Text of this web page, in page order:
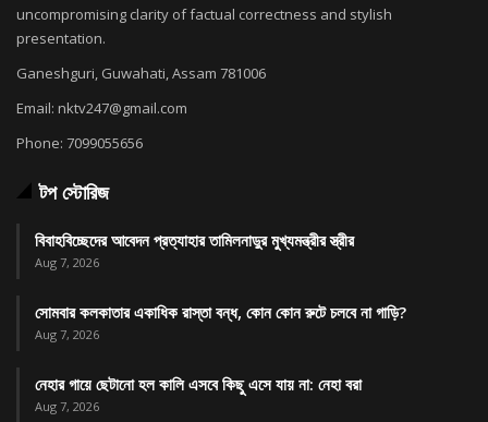
uncompromising clarity of factual correctness and stylish
presentation.
Ganeshguri, Guwahati, Assam 781006
Email: nktv247@gmail.com
Phone: 7099055656
টপ স্টোরিজ
বিবাহবিচ্ছেদের আবেদন প্রত্যাহার তামিলনাড়ুর মুখ্যমন্ত্রীর স্ত্রীর
Aug 7, 2026
সোমবার কলকাতার একাধিক রাস্তা বন্ধ, কোন কোন রুটে চলবে না গাড়ি?
Aug 7, 2026
নেহার গায়ে ছেটানো হল কালি এসবে কিছু এসে যায় না: নেহা বরা
Aug 7, 2026